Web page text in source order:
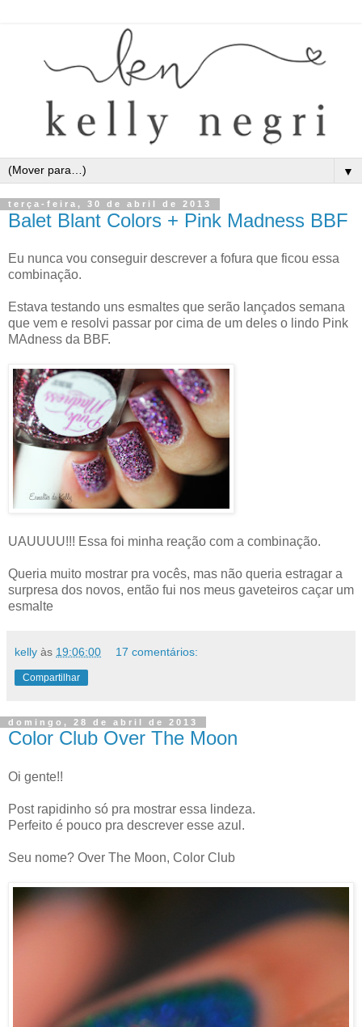
▼
terça-feira, 30 de abril de 2013
Balet Blant Colors + Pink Madness BBF
Eu nunca vou conseguir descrever a fofura que ficou essa
combinação.
Estava testando uns esmaltes que serão lançados semana
que vem e resolvi passar por cima de um deles o lindo Pink
MAdness da BBF.
UAUUUU!!! Essa foi minha reação com a combinação.
Queria muito mostrar pra vocês, mas não queria estragar a
surpresa dos novos, então fui nos meus gaveteiros caçar um
esmalte
kelly às 19:06:00 17 comentários:
Compartilhar
domingo, 28 de abril de 2013
Color Club Over The Moon
Oi gente!!
Post rapidinho só pra mostrar essa lindeza.
Perfeito é pouco pra descrever esse azul.
Seu nome? Over The Moon, Color Club